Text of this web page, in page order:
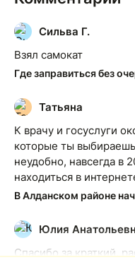
С
Сильва Г.
Взял самокат
Т
Татьяна
К врачу и госуслуги
которые ты
неудобно, навсегда в
находиться в
Ю
Юлия
Спасибо за краткий,